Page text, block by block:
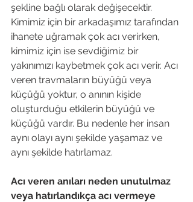
şekline bağlı olarak değişecektir.
Kimimiz için bir arkadaşımız tarafından
ihanete uğramak çok acı verirken,
kimimiz için ise sevdiğimiz bir
yakınımızı kaybetmek çok acı verir. Acı
veren travmaların büyüğü veya
küçüğü yoktur, o anının kişide
oluşturduğu etkilerin büyüğü ve
küçüğü vardır. Bu nedenle her insan
aynı olayı aynı şekilde yaşamaz ve
aynı şekilde hatırlamaz.
Acı veren anıları neden unutulmaz
veya hatırlandıkça acı vermeye